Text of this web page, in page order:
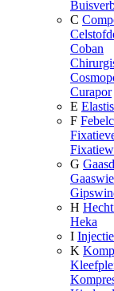
C
Coban
Curapor
E
F
G
H
Heka
I
K